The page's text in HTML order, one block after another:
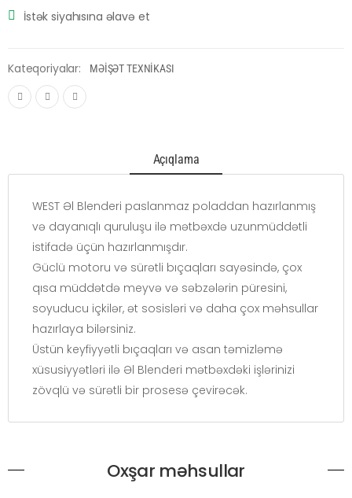
İstək siyahısına əlavə et
Kateqoriyalar: MƏİŞƏT TEXNİKASI
Açıqlama
WEST Əl Blenderi paslanmaz poladdan hazırlanmış
və dayanıqlı quruluşu ilə mətbəxdə uzunmüddətli
istifadə üçün hazırlanmışdır.
Güclü motoru və sürətli bıçaqları sayəsində, çox
qısa müddətdə meyvə və səbzələrin püresini,
soyuducu içkilər, ət sosisləri və daha çox məhsullar
hazırlaya bilərsiniz.
Üstün keyfiyyətli bıçaqları və asan təmizləmə
xüsusiyyətləri ilə Əl Blenderi mətbəxdəki işlərinizi
zövqlü və sürətli bir prosesə çevirəcək.
Oxşar məhsullar